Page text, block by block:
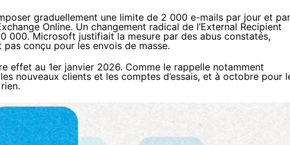
graduellement une limite de 2 000 e-mails par jour et par
Online. Un changement radical de l’External Recipient
000. Microsoft justifiait la mesure par des abus constatés,
pas conçu pour les envois de masse.
effet au 1er janvier 2026. Comme le rappelle notamment
nouveaux clients et les comptes d’essais, et à octobre pour